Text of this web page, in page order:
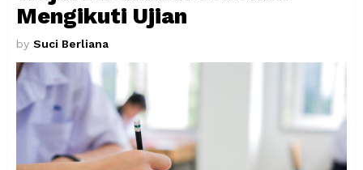
Mengikuti Ujian
by Suci Berliana